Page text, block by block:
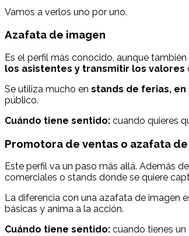
Vamos a verlos uno por uno.
Azafata de imagen
Es el perfil más conocido, aunque
los asistentes y transmitir los valores
Se utiliza mucho en stands de ferias,
público.
Cuándo tiene sentido: cuando quieres
Promotora de ventas o azafata
Este perfil va un paso más allá. Además
comerciales o stands donde se quiere
La diferencia con una azafata de imagen
básicas y anima a la acción.
Cuándo tiene sentido: cuando tienes